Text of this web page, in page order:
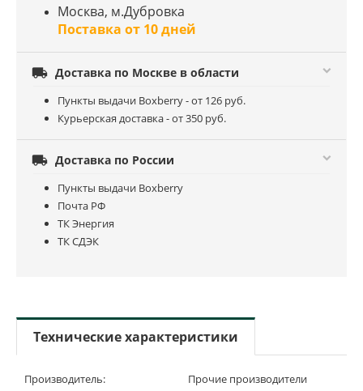
Москва, м.Дубровка
Поставка от 10 дней
 Доставка по Москве в области
Пункты выдачи Boxberry - от 126 руб.
Курьерская доставка - от 350 руб.
 Доставка по России
Пункты выдачи Boxberry
Почта РФ
ТК Энергия
ТК СДЭК
Технические характеристики
Производитель: Прочие производители